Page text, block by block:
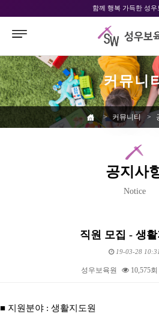
함께 행복 가득한 성우
커뮤니
> 커뮤니티 >
공지사
Notice
직원 모집 - 생
19-03-28 10:31
성우보육원 10,575회
■ 지원분야 : 생활지도원